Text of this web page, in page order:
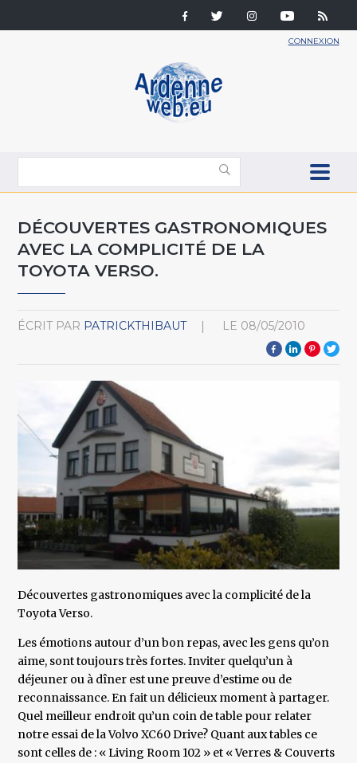
CONNEXION
DÉCOUVERTES GASTRONOMIQUES
AVEC LA COMPLICITÉ DE LA
TOYOTA VERSO.
ÉCRIT PAR PATRICKTHIBAUT LE 08/05/2010
Découvertes gastronomiques avec la complicité de la
Toyota Verso.
Les émotions autour d’un bon repas, avec les gens qu’on
aime, sont toujours très fortes. Inviter quelqu’un à
déjeuner ou à dîner est une preuve d’estime ou de
reconnaissance. En fait un délicieux moment à partager.
Quel meilleur endroit qu’un coin de table pour relater
notre essai de la Volvo XC60 Drive? Quant aux tables ce
sont celles de : « Living Room 102 » et « Verres & Couverts